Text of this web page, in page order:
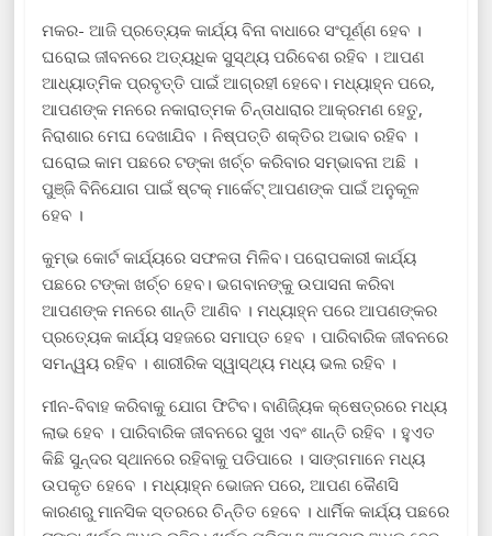
ମକର- ଆଜି ପ୍ରତ୍ୟେକ କାର୍ଯ୍ୟ ବିନା ବାଧାରେ ସଂପୂର୍ଣ୍ଣ ହେବ ।
ଘରୋଇ ଜୀବନରେ ଅତ୍ୟଧିକ ସୁସ୍ଥ୍ୟ ପରିବେଶ ରହିବ । ଆପଣ
ଆଧ୍ୟାତ୍ମିକ ପ୍ରବୃତ୍ତି ପାଇଁ ଆଗ୍ରହୀ ହେବେ। ମଧ୍ୟାହ୍ନ ପରେ,
ଆପଣଙ୍କ ମନରେ ନକାରାତ୍ମକ ଚିନ୍ତାଧାରାର ଆକ୍ରମଣ ହେତୁ,
ନିରାଶାର ମେଘ ଦେଖାଯିବ । ନିଷ୍ପତ୍ତି ଶକ୍ତିର ଅଭାବ ରହିବ ।
ଘରୋଇ କାମ ପଛରେ ଟଙ୍କା ଖର୍ଚ୍ଚ କରିବାର ସମ୍ଭାବନା ଅଛି ।
ପୁଞ୍ଜି ବିନିଯୋଗ ପାଇଁ ଷ୍ଟକ୍ ମାର୍କେଟ୍ ଆପଣଙ୍କ ପାଇଁ ଅନୁକୂଳ
ହେବ ।
କୁମ୍ଭ କୋର୍ଟ କାର୍ଯ୍ୟରେ ସଫଳତା ମିଳିବ। ପରୋପକାରୀ କାର୍ଯ୍ୟ
ପଛରେ ଟଙ୍କା ଖର୍ଚ୍ଚ ହେବ। ଭଗବାନଙ୍କୁ ଉପାସନା କରିବା
ଆପଣଙ୍କ ମନରେ ଶାନ୍ତି ଆଣିବ । ମଧ୍ୟାହ୍ନ ପରେ ଆପଣଙ୍କର
ପ୍ରତ୍ୟେକ କାର୍ଯ୍ୟ ସହଜରେ ସମାପ୍ତ ହେବ । ପାରିବାରିକ ଜୀବନରେ
ସମନ୍ୱୟ ରହିବ । ଶାରୀରିକ ସ୍ୱାସ୍ଥ୍ୟ ମଧ୍ୟ ଭଲ ରହିବ ।
ମୀନ-ବିବାହ କରିବାକୁ ଯୋଗ ଫିଟିବ। ବାଣିଜ୍ୟିକ କ୍ଷେତ୍ରରେ ମଧ୍ୟ
ଲାଭ ହେବ । ପାରିବାରିକ ଜୀବନରେ ସୁଖ ଏବଂ ଶାନ୍ତି ରହିବ । ହୁଏତ
କିଛି ସୁନ୍ଦର ସ୍ଥାନରେ ରହିବାକୁ ପଡିପାରେ । ସାଙ୍ଗମାନେ ମଧ୍ୟ
ଉପକୃତ ହେବେ । ମଧ୍ୟାହ୍ନ ଭୋଜନ ପରେ, ଆପଣ କୈଣସି
କାରଣରୁ ମାନସିକ ସ୍ତରରେ ଚିନ୍ତିତ ହେବେ । ଧାର୍ମିକ କାର୍ଯ୍ୟ ପଛରେ